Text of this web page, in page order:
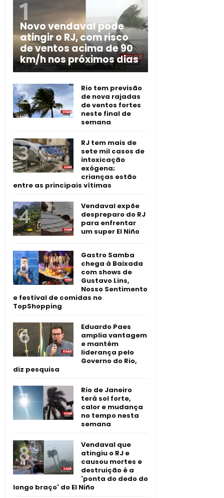
Novo vendaval pode
atingir o RJ, com risco
de ventos acima de 90
km/h nos próximos dias
Rio tem previsão
de nova rajadas
de ventos fortes
neste final de
semana
RJ tem mais de
sete mil casos de
intoxicação
exógena;
crianças estão
entre as principais vítimas
Vendaval expõe
despreparo do RJ
para enfrentar
um super El Niño
Gastro Samba
chega à Baixada
com shows de
Gustavo Lins,
Nosso Sentimento
e festival de comidas no
TopShopping
Eduardo Paes
amplia vantagem
e mantém
liderança pelo
Governo do Rio,
diz pesquisa
Rio de Janeiro
terá sol forte,
calor e mudança
no tempo nesta
semana
Vendaval que
atingiu o RJ e
causou mortes e
destruição é a
'ponta do dedo do
longo braço' do El Niño